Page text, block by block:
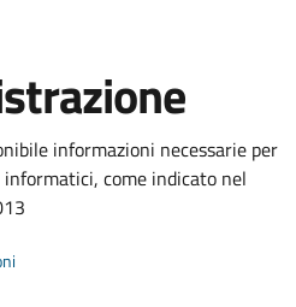
informazioni necessarie per
come indicato nel